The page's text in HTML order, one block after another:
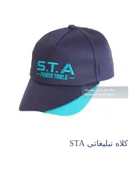
کلاه تبلیغاتی STA